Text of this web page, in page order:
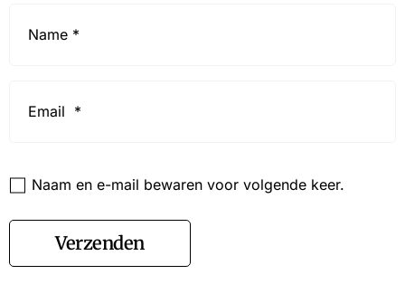
Naam en e-mail bewaren voor volgende keer.
Verzenden